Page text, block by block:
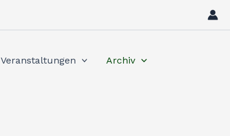
Veranstaltungen Archiv